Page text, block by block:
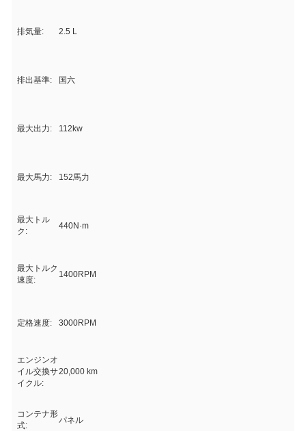
排気量: 2.5 L
排出基準: 国六
最大出力: 112kw
最大馬力: 152馬力
最大トル
ク:
440N·m
最大トルク
速度:
1400RPM
定格速度: 3000RPM
エンジンオ
イル交換サ
イクル:
20,000 km
コンテナ形
式:
パネル